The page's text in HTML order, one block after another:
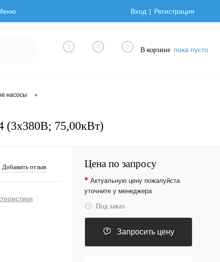
Вход Регистрация
0 0 0 В корзине пока пусто
насосы •
(3х380В; 75,00кВт)
Добавить отзыв Цена по запросу
* Актуальную цену пожалуйста
уточните у менеджера
Под заказ
Запросить цену